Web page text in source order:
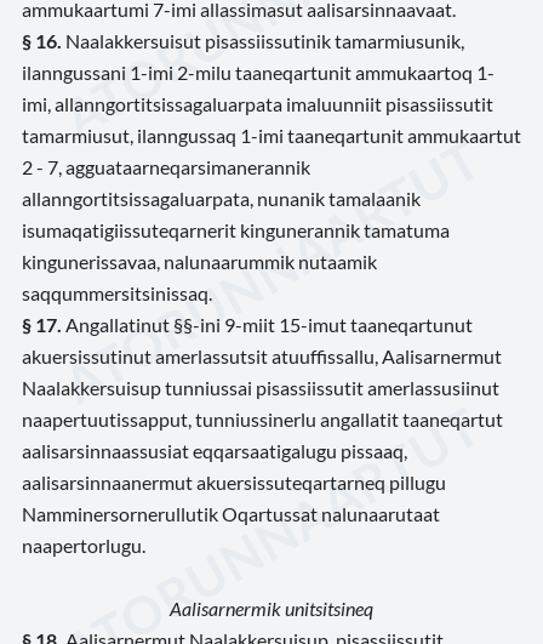
ammukaartumi 7-imi allassimasut aalisarsinnaavaat.
§ 16. Naalakkersuisut pisassiissutinik tamarmiusunik,
ilanngussani 1-imi 2-milu taaneqartunit ammukaartoq 1-
imi, allanngortitsissagaluarpata imaluunniit pisassiissutit
tamarmiusut, ilanngussaq 1-imi taaneqartunit ammukaartut
2 - 7, agguataarneqarsimanerannik
allanngortitsissagaluarpata, nunanik tamalaanik
isumaqatigiissuteqarnerit kingunerannik tamatuma
kingunerissavaa, nalunaarummik nutaamik
saqqummersitsinissaq.
§ 17. Angallatinut §§-ini 9-miit 15-imut taaneqartunut
akuersissutinut amerlassutsit atuuffissallu, Aalisarnermut
Naalakkersuisup tunniussai pisassiissutit amerlassusiinut
naapertuutissapput, tunniussinerlu angallatit taaneqartut
aalisarsinnaassusiat eqqarsaatigalugu pissaaq,
aalisarsinnaanermut akuersissuteqartarneq pillugu
Namminersornerullutik Oqartussat nalunaarutaat
naapertorlugu.
Aalisarnermik unitsitsineq
§ 18. Aalisarnermut Naalakkersuisup, pisassiissutit